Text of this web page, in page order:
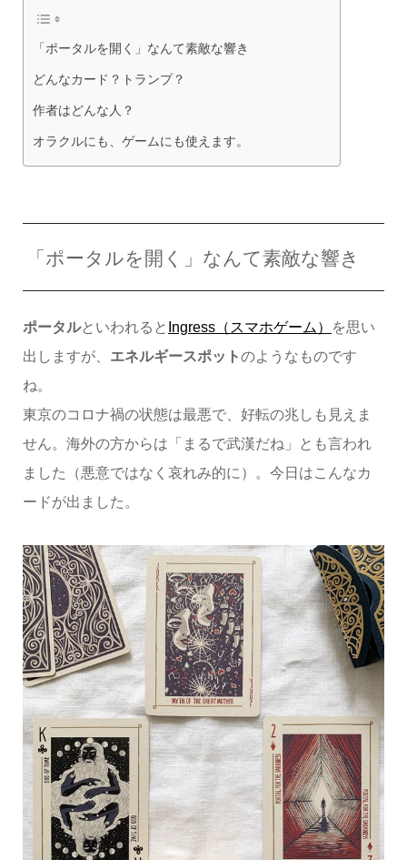
「ポータルを開く」なんて素敵な響き
どんなカード？トランプ？
作者はどんな人？
オラクルにも、ゲームにも使えます。
「ポータルを開く」なんて素敵な響き
ポータルといわれると Ingress（スマホゲーム）
を思い
出しますが、 エネルギースポットのようなものです
ね。
東京のコロナ禍の状態は最悪で、好転の兆しも見えま
せん。海外の方からは「まるで武漢だね」とも言われ
ました（悪意ではなく哀れみ的に）。今日はこんなカ
ードが出ました。